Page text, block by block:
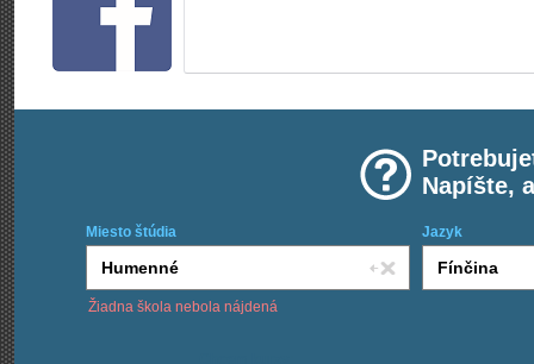
Napíšte,
Miesto štúdia Jazyk
Žiadna škola nebola nájdená